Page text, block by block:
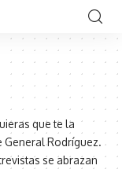
que te la
General Rodríguez.
se abrazan